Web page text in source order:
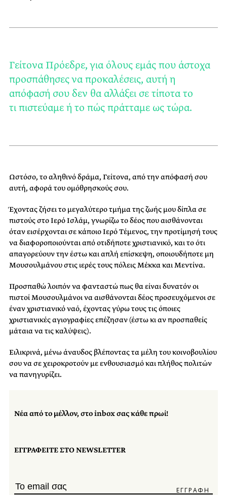
Γείτονα Πρόεδρε, για όλους εμάς που άστοχα
προσπάθησες να προκαλέσεις, αυτή η
απόφασή σου δεν θα αλλάξει σε τίποτα το
τι πιστεύαμε ή το πώς πράτταμε ως τώρα.
Ωστόσο, το αληθινό δράμα, Γείτονα, από την απόφασή σου
αυτή, αφορά του ομόθρησκούς σου.
Έχοντας ζήσει το μεγαλύτερο τμήμα της ζωής μου δίπλα σε
πιστούς στο Ιερό Ισλάμ, γνωρίζω το δέος που αισθάνονται
όταν εισέρχονται σε κάποιο Ιερό Τέμενος, την προτίμησή τους
να διαφοροποιούνται από οτιδήποτε χριστιανικό, και το ότι
απαγορεύουν την έστω και απλή επίσκεψη, οποιουδήποτε μη
Μουσουλμάνου στις ιερές τους πόλεις Μέκκα και Μεντίνα.
Προσπαθώ λοιπόν να φανταστώ πως θα είναι δυνατόν οι
πιστοί Μουσουλμάνοι να αισθάνονται δέος προσευχόμενοι σε
έναν χριστιανικό ναό, έχοντας γύρω τους τις όποιες
χριστιανικές αγιογραφίες επέζησαν (έστω κι αν προσπαθείς
μάταια να τις καλύψεις).
Ειλικρινά, μένω άναυδος βλέποντας τα μέλη του κοινοβουλίου
σου να σε χειροκροτούν με ενθουσιασμό και πλήθος πολιτών
να πανηγυρίζει.
Νέα από το μέλλον, στο inbox σας κάθε πρωί!
ΕΓΓΡΑΦΕΙΤΕ ΣΤΟ NEWSLETTER